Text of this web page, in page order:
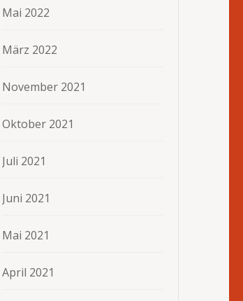
Mai 2022
März 2022
November 2021
Oktober 2021
Juli 2021
Juni 2021
Mai 2021
April 2021